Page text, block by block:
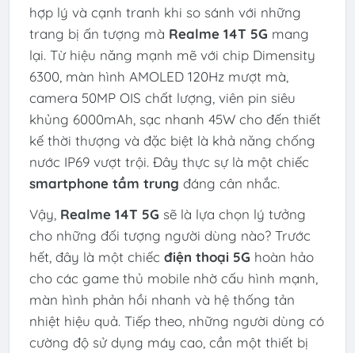
hợp lý và cạnh tranh khi so sánh với những
trang bị ấn tượng mà Realme 14T 5G mang
lại. Từ hiệu năng mạnh mẽ với chip Dimensity
6300, màn hình AMOLED 120Hz mượt mà,
camera 50MP OIS chất lượng, viên pin siêu
khủng 6000mAh, sạc nhanh 45W cho đến thiết
kế thời thượng và đặc biệt là khả năng chống
nước IP69 vượt trội. Đây thực sự là một chiếc
smartphone tầm trung đáng cân nhắc.
Vậy, Realme 14T 5G sẽ là lựa chọn lý tưởng
cho những đối tượng người dùng nào? Trước
hết, đây là một chiếc điện thoại 5G hoàn hảo
cho các game thủ mobile nhờ cấu hình mạnh,
màn hình phản hồi nhanh và hệ thống tản
nhiệt hiệu quả. Tiếp theo, những người dùng có
cường độ sử dụng máy cao, cần một thiết bị